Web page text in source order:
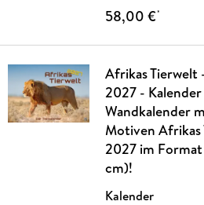
58,00 €*
Afrikas Tierwelt
2027 -
Wandkalender
Motiven Afrikas
2027 im
cm)!
Kalender